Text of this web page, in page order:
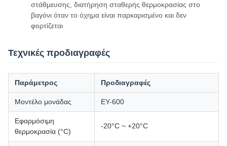
στάθμευσης, διατήρηση σταθερής θερμοκρασίας στο
βαγόνι όταν το όχημα είναι παρκαρισμένο και δεν
φορτίζεται
Τεχνικές προδιαγραφές
Παράμετρος Προδιαγραφές
Μοντέλο μονάδας ΕΥ-600
Εφαρμόσιμη
θερμοκρασία (°C)
-20°C ~ +20°C